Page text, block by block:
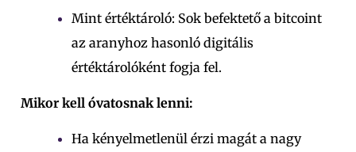
Mint értéktároló: Sok befektető a bitcoint
az aranyhoz hasonló digitális
értéktárolóként fogja fel.
Mikor kell óvatosnak lenni:
Ha kényelmetlenül érzi magát a nagy